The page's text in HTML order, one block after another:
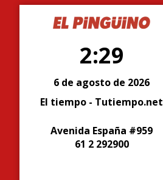
2:29
6 de agosto de 2026
El tiempo - Tutiempo.net
Avenida España #959
61 2 292900